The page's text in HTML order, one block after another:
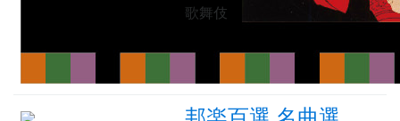
歌舞伎